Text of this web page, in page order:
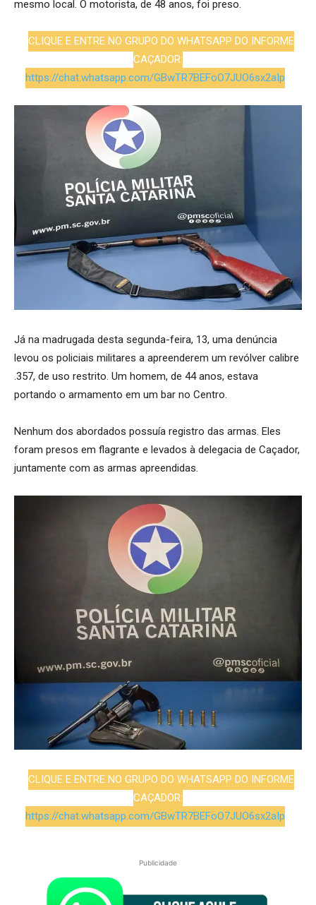
mesmo local. O motorista, de 48 anos, foi preso.
CLIQUE E ENTRE NO GRUPO DO WHATSAPP DO INFORME
CAÇADOR:
https://chat.whatsapp.com/GBwTR7BEFoO7JUO6sx2aIp
Já na madrugada desta segunda-feira, 13, uma denúncia
levou os policiais militares a apreenderem um revólver calibre
.357, de uso restrito. Um homem, de 44 anos, estava
portando o armamento em um bar no Centro.
Nenhum dos abordados possuía registro das armas. Eles
foram presos em flagrante e levados à delegacia de Caçador,
juntamente com as armas apreendidas.
CLIQUE E ENTRE NO GRUPO DO WHATSAPP DO INFORME
CAÇADOR:
https://chat.whatsapp.com/GBwTR7BEFoO7JUO6sx2aIp
Publicidade